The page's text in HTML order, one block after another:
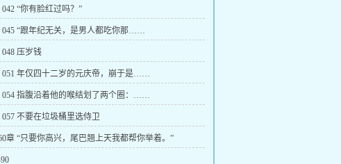
042 “你有脸红过吗？”
045 “跟年纪无关，是男人都吃你那……
048 压岁钱
051 年仅四十二岁的元庆帝，崩于是……
054 指腹沿着他的喉结划了两个圈：……
057 不要在垃圾桶里选侍卫
章 “只要你高兴，尾巴翘上天我都帮你举着。”